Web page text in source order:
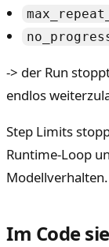
-> der Run
endlos
Step Limits
Runtime-Loop
Modellverhalten.
Im Code